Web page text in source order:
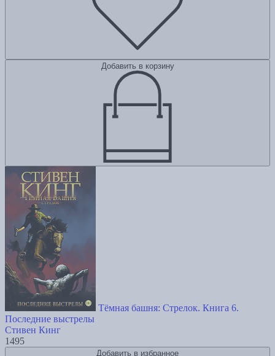
Добавить в корзину
Тёмная башня: Стрелок. Книга 6.
Последние выстрелы
Стивен Кинг
1495
Добавить в избранное